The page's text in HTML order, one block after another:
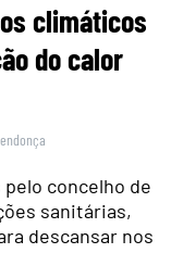
climáticos
do calor
concelho de
sanitárias,
descansar nos